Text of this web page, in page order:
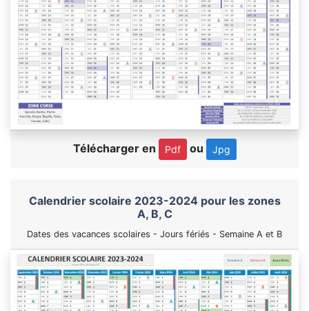
Télécharger en Pdf ou Jpg
Calendrier scolaire 2023-2024 pour les zones
A, B, C
Dates des vacances scolaires - Jours fériés - Semaine A et B